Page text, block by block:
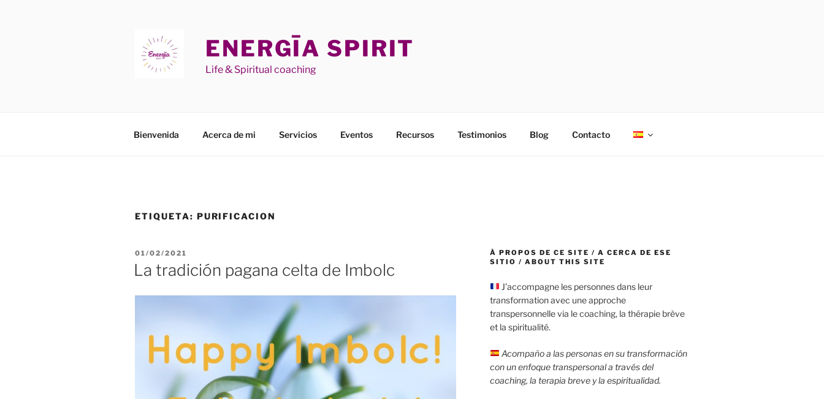
ENERGĪA SPIRIT
Life & Spiritual coaching
Bienvenida Acerca de mi Servicios Eventos Recursos Testimonios Blog Contacto
ETIQUETA: PURIFICACION
PUBLICADO
EL
01/02/2021
La tradición pagana celta de Imbolc
À PROPOS DE CE SITE / A CERCA DE ESE
SITIO / ABOUT THIS SITE
J’accompagne les personnes dans leur
transformation avec une approche
transpersonnelle via le coaching, la thérapie brève
et la spiritualité.
Acompaño a las personas en su transformación
con un enfoque transpersonal a través del
coaching, la terapia breve y la espiritualidad.